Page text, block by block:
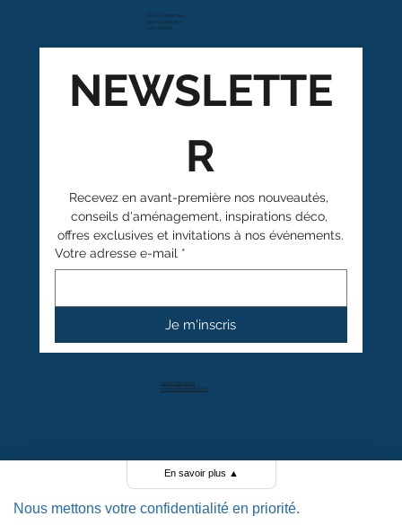
Route cantonale 4
Case postale 157
1963 Vétroz
+41 27 766 40 40
info@anthamatten.ch
NEWSLETTE
R
Recevez en avant-première nos nouveautés,
conseils d'aménagement, inspirations déco,
offres exclusives et invitations à nos événements.
Votre adresse e-mail *
Je m'inscris
4.4
+ de 100 avis clients
En savoir plus ▲
Nous mettons votre confidentialité en priorité.